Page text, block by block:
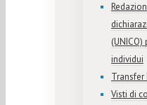
(UNICO)
individui
Transfer
Visti di